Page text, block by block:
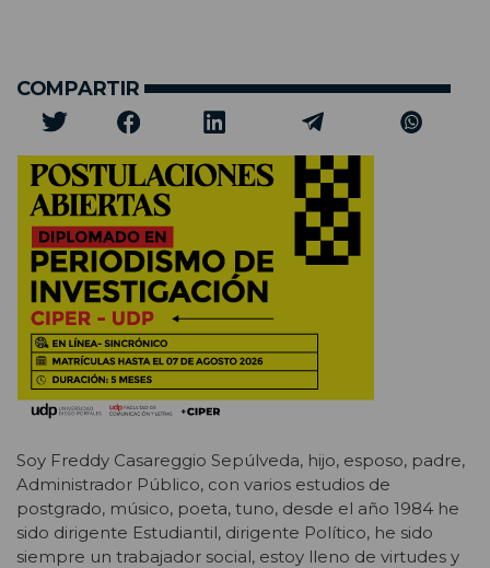
COMPARTIR
Soy Freddy Casareggio Sepúlveda, hijo, esposo, padre,
Administrador Público, con varios estudios de
postgrado, músico, poeta, tuno, desde el año 1984 he
sido dirigente Estudiantil, dirigente Político, he sido
siempre un trabajador social, estoy lleno de virtudes y